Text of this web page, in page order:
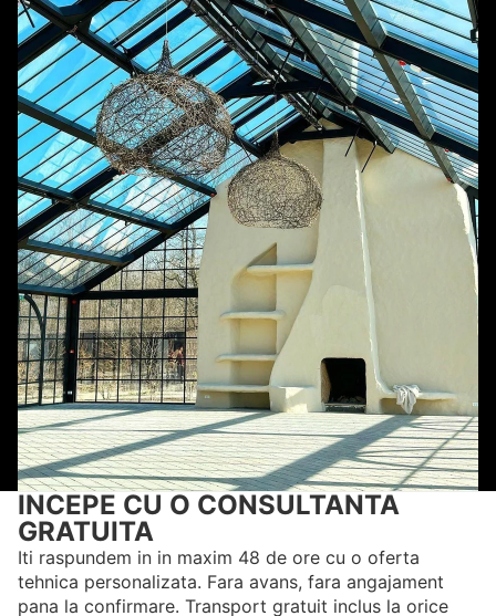
INCEPE CU O CONSULTANTA
GRATUITA
Iti raspundem in in maxim 48 de ore cu o oferta
tehnica personalizata. Fara avans, fara angajament
pana la confirmare. Transport gratuit inclus la orice